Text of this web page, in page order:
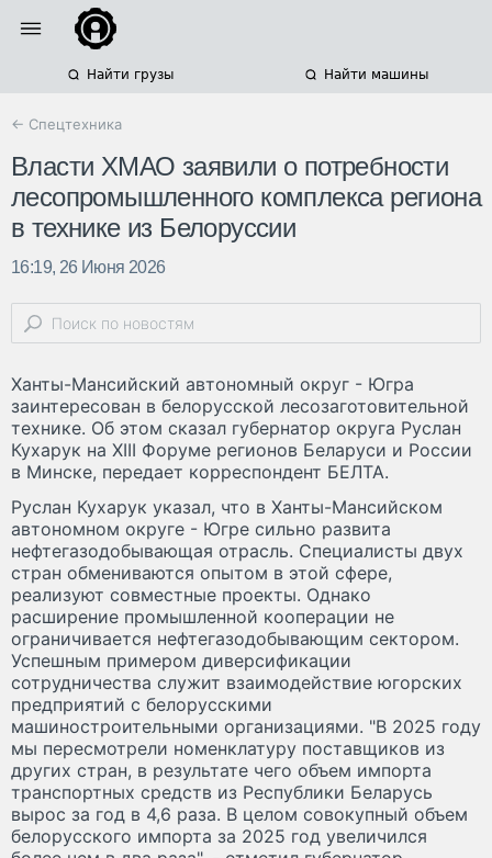
Найти грузы Найти машины
← Спецтехника
Власти ХМАО заявили о потребности
лесопромышленного комплекса региона
в технике из Белоруссии
16:19, 26 Июня 2026
Ханты-Мансийский автономный округ - Югра
заинтересован в белорусской лесозаготовительной
технике. Об этом сказал губернатор округа Руслан
Кухарук на XIII Форуме регионов Беларуси и России
в Минске, передает корреспондент БЕЛТА.
Руслан Кухарук указал, что в Ханты-Мансийском
автономном округе - Югре сильно развита
нефтегазодобывающая отрасль. Специалисты двух
стран обмениваются опытом в этой сфере,
реализуют совместные проекты. Однако
расширение промышленной кооперации не
ограничивается нефтегазодобывающим сектором.
Успешным примером диверсификации
сотрудничества служит взаимодействие югорских
предприятий с белорусскими
машиностроительными организациями. "В 2025 году
мы пересмотрели номенклатуру поставщиков из
других стран, в результате чего объем импорта
транспортных средств из Республики Беларусь
вырос за год в 4,6 раза. В целом совокупный объем
белорусского импорта за 2025 год увеличился